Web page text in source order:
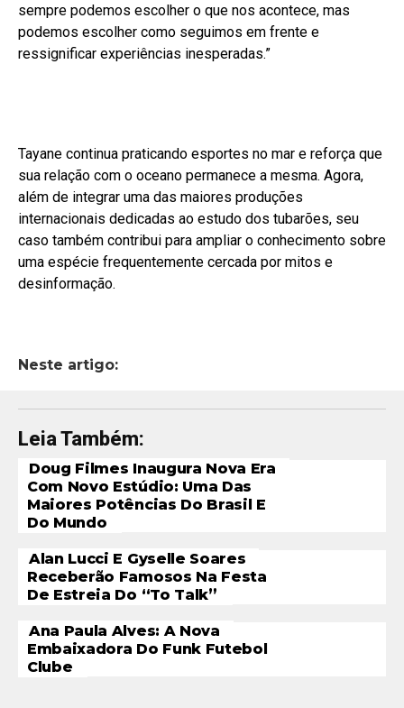
sempre podemos escolher o que nos acontece, mas
podemos escolher como seguimos em frente e
ressignificar experiências inesperadas.”
Tayane continua praticando esportes no mar e reforça que
sua relação com o oceano permanece a mesma. Agora,
além de integrar uma das maiores produções
internacionais dedicadas ao estudo dos tubarões, seu
caso também contribui para ampliar o conhecimento sobre
uma espécie frequentemente cercada por mitos e
desinformação.
Neste artigo:
Leia Também:
Doug Filmes Inaugura Nova Era
Com Novo Estúdio: Uma Das
Maiores Potências Do Brasil E
Do Mundo
Alan Lucci E Gyselle Soares
Receberão Famosos Na Festa
De Estreia Do “To Talk”
Ana Paula Alves: A Nova
Embaixadora Do Funk Futebol
Clube